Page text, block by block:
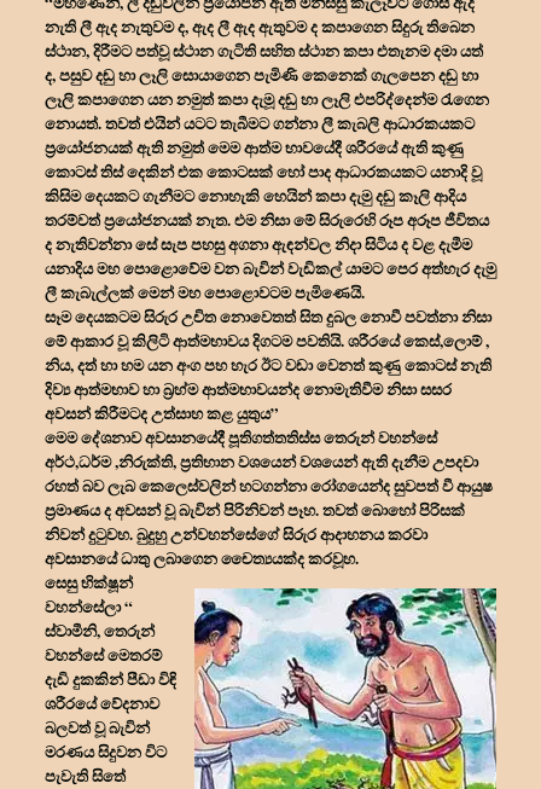
නැති ලී ඇද නැතුවම ද, ඇද ලී ඇද ඇතුවම ද කපාගෙන සිදුරු තිබෙන
ස්ථාන, දිරීමට පත්වූ ස්ථාන ගැටිති සහිත ස්ථාන කපා එතැනම දමා යත්
ද, පසුව දඬු හා ලෑලි සොයාගෙන පැමිණි කෙනෙක් ගැලපෙන දඬු හා
ලෑලි කපාගෙන යන නමුත් කපා දැමූ දඬු හා ලෑලි එපරිද්දෙන්ම රැගෙන
නොයත්. තවත් එයින් යටට තැබීමට ගන්නා ලී කැබලි ආධාරකයකට
ප්‍රයෝජනයක් ඇති නමුත් මෙම ආත්ම භාවයේදී ශරීරයේ ඇති කුණු
කොටස් තිස් දෙකින් එක කොටසක් හෝ පාද ආධාරකයකට යනාදි වූ
කිසිම දෙයකට ගැනීමට නොහැකි හෙයින් කපා දැමු දඬු කෑලි ආදිය
තරම්වත් ප්‍රයෝජනයක් නැත. එම නිසා මේ සිරුරෙහි රූප අරූප ජීවිතය
ද නැතිවන්නා සේ සැප පහසු අගනා ඇඳන්වල නිදා සිටිය ද වළ දැමීම
යනාදිය මහ පොළොවේම වන බැවින් වැඩිකල් යාමට පෙර අත්හැර දැමු
ලී කැබැල්ලක් මෙන් මහ පොළොවටම පැමිණෙයි.
සෑම දෙයකටම සිරුර උචිත නොවෙතත් සිත දුබල නොවී පවත්නා නිසා
මේ ආකාර වූ කිලිටි ආත්මභාවය දිගටම පවතියි. ශරීරයේ කෙස්,ලොම් ,
නිය, දත් හා හම යන අංග පහ හැර ඊට වඩා වෙනත් කුණු කොටස් නැති
දිව්‍ය ආත්මභාව හා බ්‍රහ්ම ආත්මභාවයන්ද නොමැතිවීම නිසා සසර
අවසන් කිරීමටද උත්සාහ කළ යුතුය”
මෙම දේශනාව අවසානයේදී පූතිගත්තතිස්ස තෙරුන් වහන්සේ
අර්ථ,ධර්ම ,නිරුක්ති, ප්‍රතිභාන වශයෙන් වශයෙන් ඇති දැනීම උපදවා
රහත් බව ලැබ කෙලෙස්වලින් හටගන්නා රෝගයෙන්ද සුවපත් වී ආයුෂ
ප්‍රමාණය ද අවසන් වූ බැවින් පිරිනිවන් පෑහ. තවත් බොහෝ පිරිසක්
නිවන් දුටුවහ. බුදුහු උන්වහන්සේගේ සිරුර ආදාහනය කරවා
අවසානයේ ධාතු ලබාගෙන චෛත්‍යයක්ද කරවූහ.
සෙසු භික්ෂූන්
වහන්සේලා “
ස්වාමීනි, තෙරුන්
වහන්සේ මෙතරම්
දැඩි දුකකින් පීඩා විඳි
ශරීරයේ වේදනාව
බලවත් වූ බැවින්
මරණය සිදුවන විට
පැවැති සිතේ